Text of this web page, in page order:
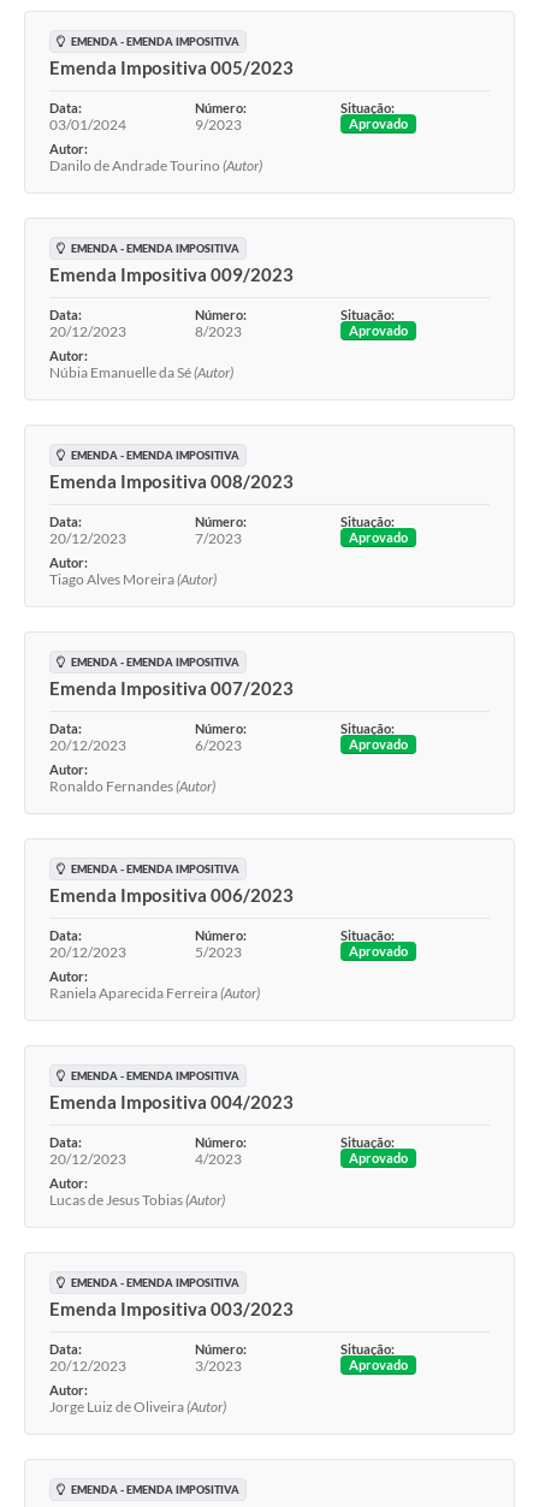
EMENDA - EMENDA IMPOSITIVA
Emenda Impositiva 005/2023
Data:
03/01/2024
Número:
9/2023
Situação:
Aprovado
Autor:
Danilo de Andrade Tourino (Autor)
EMENDA - EMENDA IMPOSITIVA
Emenda Impositiva 009/2023
Data:
20/12/2023
Número:
8/2023
Situação:
Aprovado
Autor:
Núbia Emanuelle da Sé(Autor)
EMENDA - EMENDA IMPOSITIVA
Emenda Impositiva 008/2023
Data:
20/12/2023
Número:
7/2023
Situação:
Aprovado
Autor:
Tiago Alves Moreira(Autor)
EMENDA - EMENDA IMPOSITIVA
Emenda Impositiva 007/2023
Data:
20/12/2023
Número:
6/2023
Situação:
Aprovado
Autor:
Ronaldo Fernandes(Autor)
EMENDA - EMENDA IMPOSITIVA
Emenda Impositiva 006/2023
Data:
20/12/2023
Número:
5/2023
Situação:
Aprovado
Autor:
Raniela Aparecida Ferreira(Autor)
EMENDA - EMENDA IMPOSITIVA
Emenda Impositiva 004/2023
Data:
20/12/2023
Número:
4/2023
Situação:
Aprovado
Autor:
Lucas de Jesus Tobias(Autor)
EMENDA - EMENDA IMPOSITIVA
Emenda Impositiva 003/2023
Data:
20/12/2023
Número:
3/2023
Situação:
Aprovado
Autor:
Jorge Luiz de Oliveira(Autor)
EMENDA - EMENDA IMPOSITIVA